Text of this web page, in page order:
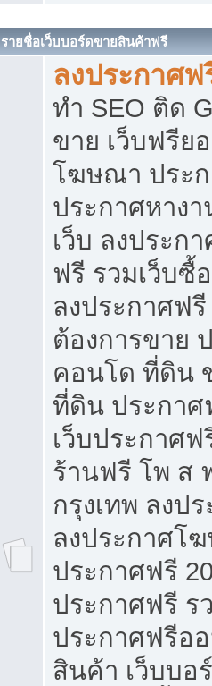
รายชื่อเว็บบอร์ดขายสินค้าฟรี
ลงประกาศฟ
ทำ SEO ติด
ขาย เว็บฟรีย
โฆษณา ประ
ประกาศหาง
เว็บ ลงประก
ฟรี รวมเว็บซื้
ลงประกาศฟ
ต้องการขาย
คอนโด ที่ดิน
ที่ดิน ประกา
เว็บประกาศ
ร้านฟรี โพ ส
กรุงเทพ ลงป
ลงประกาศโ
ประกาศฟรี
ประกาศฟรี ร
ประกาศฟรีอ
สินค้า เว็บบอ